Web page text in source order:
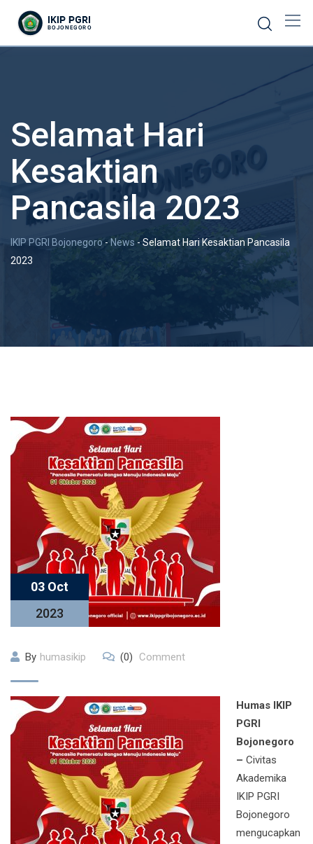
Selamat Hari
Kesaktian
Pancasila 2023
IKIP PGRI Bojonegoro- News - Selamat Hari Kesaktian Pancasila
2023
03 Oct
2023
By humasikip (0) Comment
Humas IKIP
PGRI
Bojonegoro
– Civitas
Akademika
IKIP PGRI
Bojonegoro
mengucapkan